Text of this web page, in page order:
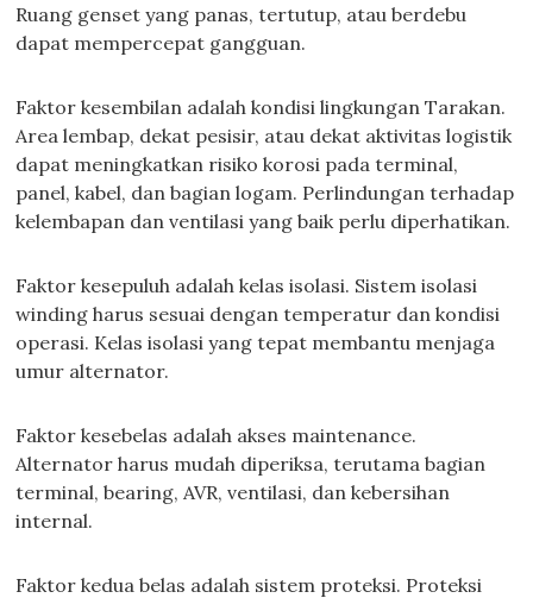
Ruang genset yang panas, tertutup, atau berdebu
dapat mempercepat gangguan.
Faktor kesembilan adalah kondisi lingkungan Tarakan.
Area lembap, dekat pesisir, atau dekat aktivitas logistik
dapat meningkatkan risiko korosi pada terminal,
panel, kabel, dan bagian logam. Perlindungan terhadap
kelembapan dan ventilasi yang baik perlu diperhatikan.
Faktor kesepuluh adalah kelas isolasi. Sistem isolasi
winding harus sesuai dengan temperatur dan kondisi
operasi. Kelas isolasi yang tepat membantu menjaga
umur alternator.
Faktor kesebelas adalah akses maintenance.
Alternator harus mudah diperiksa, terutama bagian
terminal, bearing, AVR, ventilasi, dan kebersihan
internal.
Faktor kedua belas adalah sistem proteksi. Proteksi